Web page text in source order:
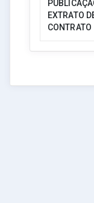
EXTRATO
CONTRATO